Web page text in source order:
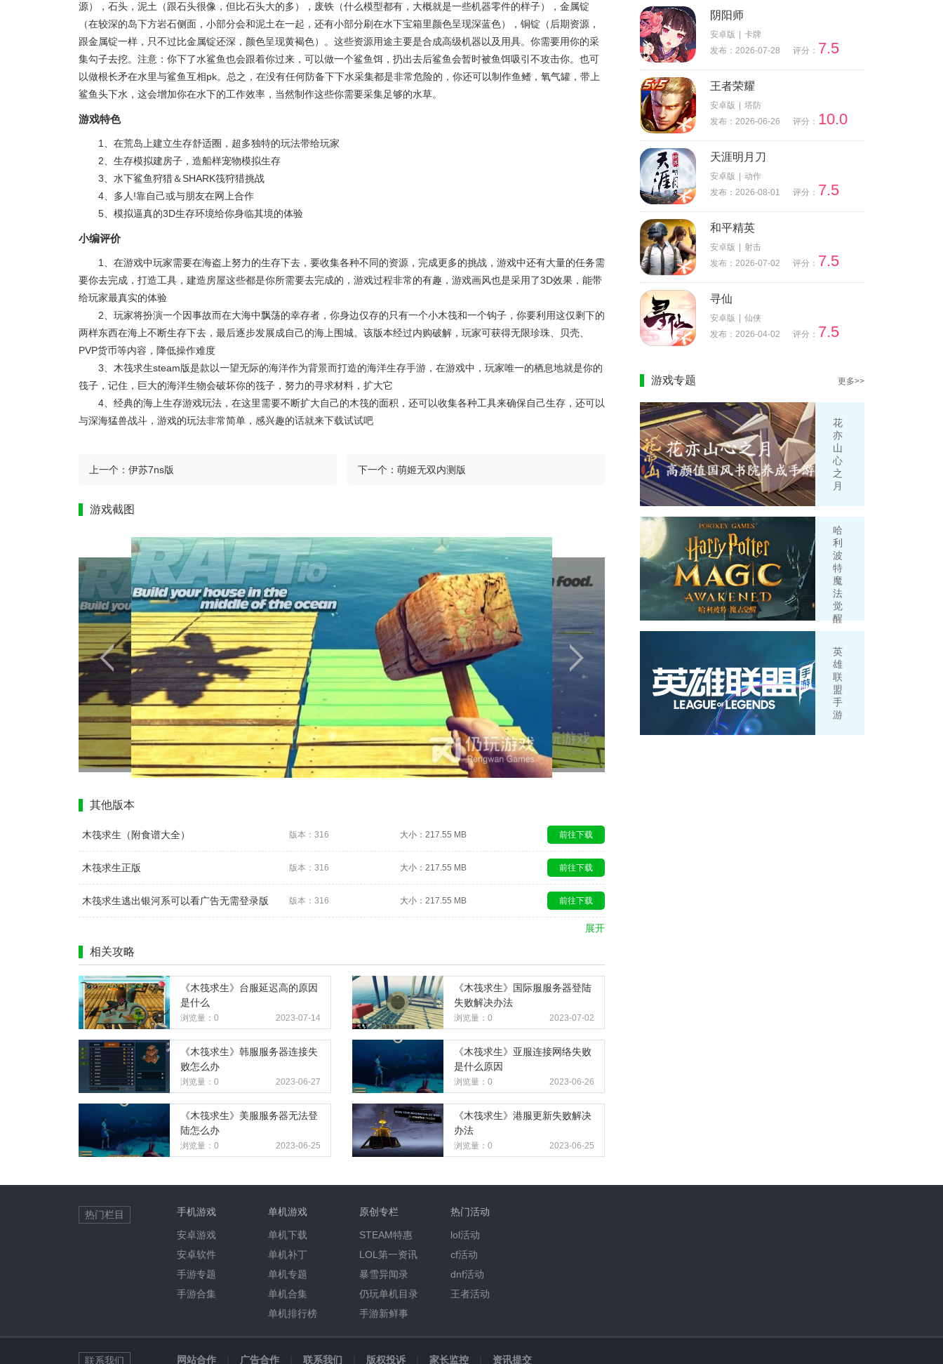
源），石头，泥土（跟石头很像，但比石头大的多），废铁（什么模型都有，大概就是一些机器零件的样子），金属锭
（在较深的岛下方岩石侧面，小部分会和泥土在一起，还有小部分刷在水下宝箱里颜色呈现深蓝色），铜锭（后期资源，
跟金属锭一样，只不过比金属锭还深，颜色呈现黄褐色）。这些资源用途主要是合成高级机器以及用具。你需要用你的采
集勾子去挖。注意：你下了水鲨鱼也会跟着你过来，可以做一个鲨鱼饵，扔出去后鲨鱼会暂时被鱼饵吸引不攻击你。也可
以做根长矛在水里与鲨鱼互相pk。总之，在没有任何防备下下水采集都是非常危险的，你还可以制作鱼鳍，氧气罐，带上
鲨鱼头下水，这会增加你在水下的工作效率，当然制作这些你需要采集足够的水草。
游戏特色
1、在荒岛上建立生存舒适圈，超多独特的玩法带给玩家
2、生存模拟建房子，造船样宠物模拟生存
3、水下鲨鱼狩猎＆SHARK筏狩猎挑战
4、多人!靠自己或与朋友在网上合作
5、模拟逼真的3D生存环境给你身临其境的体验
小编评价
1、在游戏中玩家需要在海盗上努力的生存下去，要收集各种不同的资源，完成更多的挑战，游戏中还有大量的任务需
要你去完成，打造工具，建造房屋这些都是你所需要去完成的，游戏过程非常的有趣，游戏画风也是采用了3D效果，能带
给玩家最真实的体验
2、玩家将扮演一个因事故而在大海中飘荡的幸存者，你身边仅存的只有一个小木筏和一个钩子，你要利用这仅剩下的
两样东西在海上不断生存下去，最后逐步发展成自己的海上围城。该版本经过内购破解，玩家可获得无限珍珠、贝壳、
PVP货币等内容，降低操作难度
3、木筏求生steam版是款以一望无际的海洋作为背景而打造的海洋生存手游，在游戏中，玩家唯一的栖息地就是你的
筏子，记住，巨大的海洋生物会破坏你的筏子，努力的寻求材料，扩大它
4、经典的海上生存游戏玩法，在这里需要不断扩大自己的木筏的面积，还可以收集各种工具来确保自己生存，还可以
与深海猛兽战斗，游戏的玩法非常简单，感兴趣的话就来下载试试吧
上一个： 伊苏7ns版 下一个： 萌姬无双内测版
游戏截图
其他版本
木筏求生（附食谱大全） 版本：316 大小：217.55 MB 前往下载
木筏求生正版 版本：316 大小：217.55 MB 前往下载
木筏求生逃出银河系可以看广告无需登录版 版本：316 大小：217.55 MB 前往下载
展开
相关攻略
《木筏求生》台服延迟高的原因
是什么
浏览量：0 2023-07-14
《木筏求生》国际服服务器登陆
失败解决办法
浏览量：0 2023-07-02
《木筏求生》韩服服务器连接失
败怎么办
浏览量：0 2023-06-27
《木筏求生》亚服连接网络失败
是什么原因
浏览量：0 2023-06-26
《木筏求生》美服服务器无法登
陆怎么办
浏览量：0 2023-06-25
《木筏求生》港服更新失败解决
办法
浏览量：0 2023-06-25
阴阳师
安卓版
卡牌
发布：2026-07-28
评分： 7.5
王者荣耀
安卓版
塔防
发布：2026-06-26
评分： 10.0
天涯明月刀
安卓版
动作
发布：2026-08-01
评分： 7.5
和平精英
安卓版
射击
发布：2026-07-02
评分： 7.5
寻仙
安卓版
仙侠
发布：2026-04-02
评分： 7.5
游戏专题 更多>>
花
亦
山
心
之
月
哈
利
波
特
魔
法
觉
醒
英
雄
联
盟
手
游
手机游戏
安卓游戏
安卓软件
手游专题
手游合集
单机游戏
单机下载
单机补丁
单机专题
单机合集
单机排行榜
原创专栏
STEAM特惠
LOL第一资讯
暴雪异闻录
仍玩单机目录
手游新鲜事
热门活动
lol活动
cf活动
dnf活动
王者活动
热门栏目
联系我们 网站合作 广告合作 联系我们 版权投诉 家长监控 资讯提交